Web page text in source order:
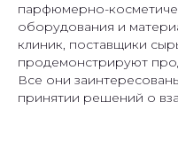
парфюмерно-
оборудования и
клиник, поставщики
продемонстрируют
Все они
принятии решений о